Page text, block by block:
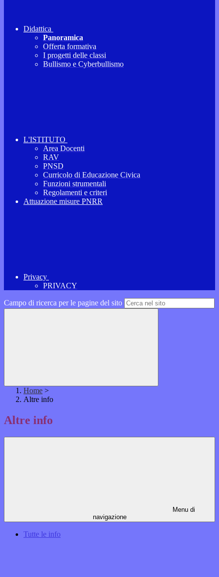
Didattica
Panoramica
Offerta formativa
I progetti delle classi
Bullismo e Cyberbullismo
L'ISTITUTO
Area Docenti
RAV
PNSD
Curricolo di Educazione Civica
Funzioni strumentali
Regolamenti e criteri
Attuazione misure PNRR
Privacy
PRIVACY
Campo di ricerca per le pagine del sito
Home >
Altre info
Altre info
Menu di
navigazione
Tutte le info